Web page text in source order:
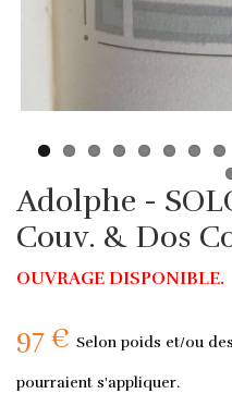
Adolphe -
Couv. & Dos
OUVRAGE DISPONIBLE.
97 € Selon poids et/ou
pourraient s'appliquer.